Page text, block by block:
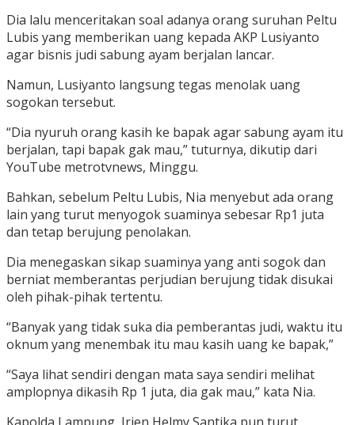
Dia lalu menceritakan soal adanya orang suruhan Peltu
Lubis yang memberikan uang kepada AKP Lusiyanto
agar bisnis judi sabung ayam berjalan lancar.
Namun, Lusiyanto langsung tegas menolak uang
sogokan tersebut.
“Dia nyuruh orang kasih ke bapak agar sabung ayam itu
berjalan, tapi bapak gak mau,” tuturnya, dikutip dari
YouTube metrotvnews, Minggu.
Bahkan, sebelum Peltu Lubis, Nia menyebut ada orang
lain yang turut menyogok suaminya sebesar Rp1 juta
dan tetap berujung penolakan.
Dia menegaskan sikap suaminya yang anti sogok dan
berniat memberantas perjudian berujung tidak disukai
oleh pihak-pihak tertentu.
“Banyak yang tidak suka dia pemberantas judi, waktu itu
oknum yang menembak itu mau kasih uang ke bapak,”
“Saya lihat sendiri dengan mata saya sendiri melihat
amplopnya dikasih Rp 1 juta, dia gak mau,” kata Nia.